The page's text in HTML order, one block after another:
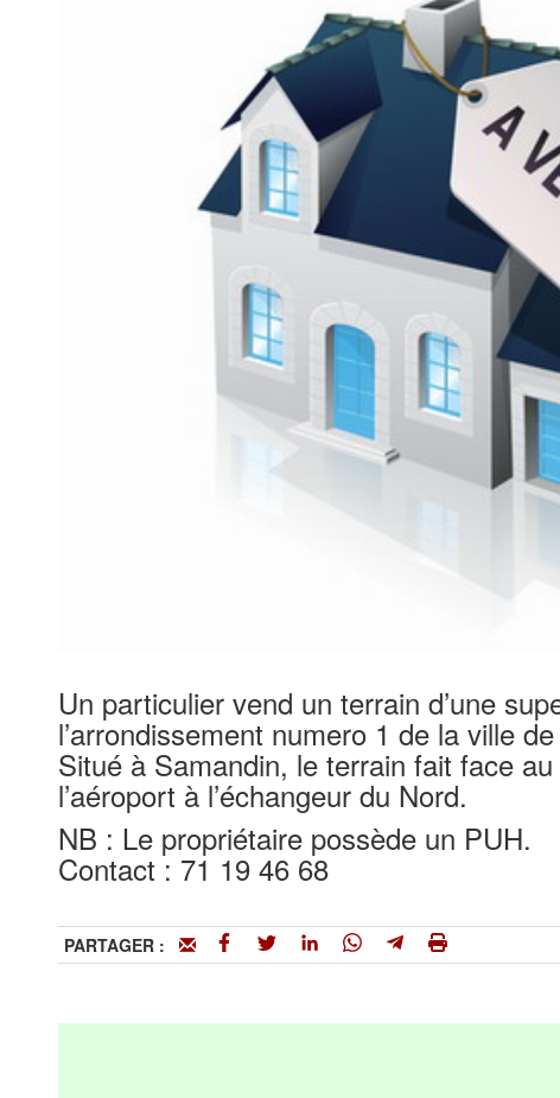
Un particulier vend un terrain d’une
l’arrondissement numero 1 de la ville
Situé à Samandin, le terrain fait face
l’aéroport à l’échangeur du Nord.
NB : Le propriétaire possède un PUH.
Contact : 71 19 46 68
PARTAGER :